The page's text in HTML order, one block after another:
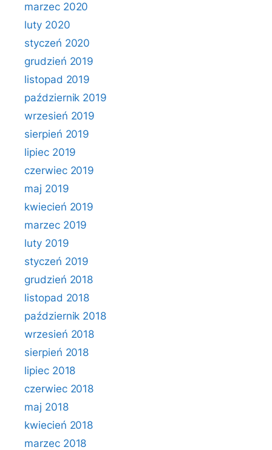
marzec 2020
luty 2020
styczeń 2020
grudzień 2019
listopad 2019
październik 2019
wrzesień 2019
sierpień 2019
lipiec 2019
czerwiec 2019
maj 2019
kwiecień 2019
marzec 2019
luty 2019
styczeń 2019
grudzień 2018
listopad 2018
październik 2018
wrzesień 2018
sierpień 2018
lipiec 2018
czerwiec 2018
maj 2018
kwiecień 2018
marzec 2018